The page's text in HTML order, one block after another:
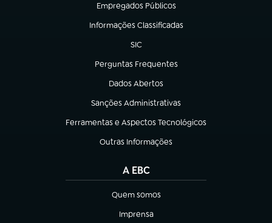
Empregados Públicos
(abre em nova aba)
Informações Classificadas
(abre em nova aba)
SIC
(abre em nova aba)
Perguntas Frequentes
(abre em nova aba)
Dados Abertos
(abre em nova aba)
Sanções Administrativas
(abre em nova aba)
Ferramentas e Aspectos Tecnológicos
(abre em nova aba)
Outras Informações
(abre em nova aba)
A EBC
Quem somos
(abre em nova aba)
Imprensa
(abre em nova aba)